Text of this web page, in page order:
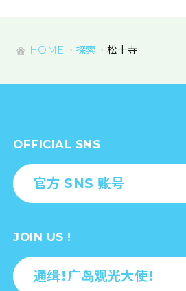
HOME 探索 松十寺
OFFICIAL SNS
官方 SNS 账号
JOIN US !
通缉！广岛观光大使！